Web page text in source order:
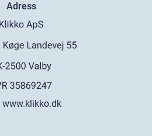
Adress
www.klikko.dk